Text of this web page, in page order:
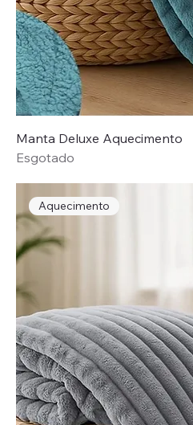
Manta Deluxe Aquecimento
Esgotado
Aquecimento